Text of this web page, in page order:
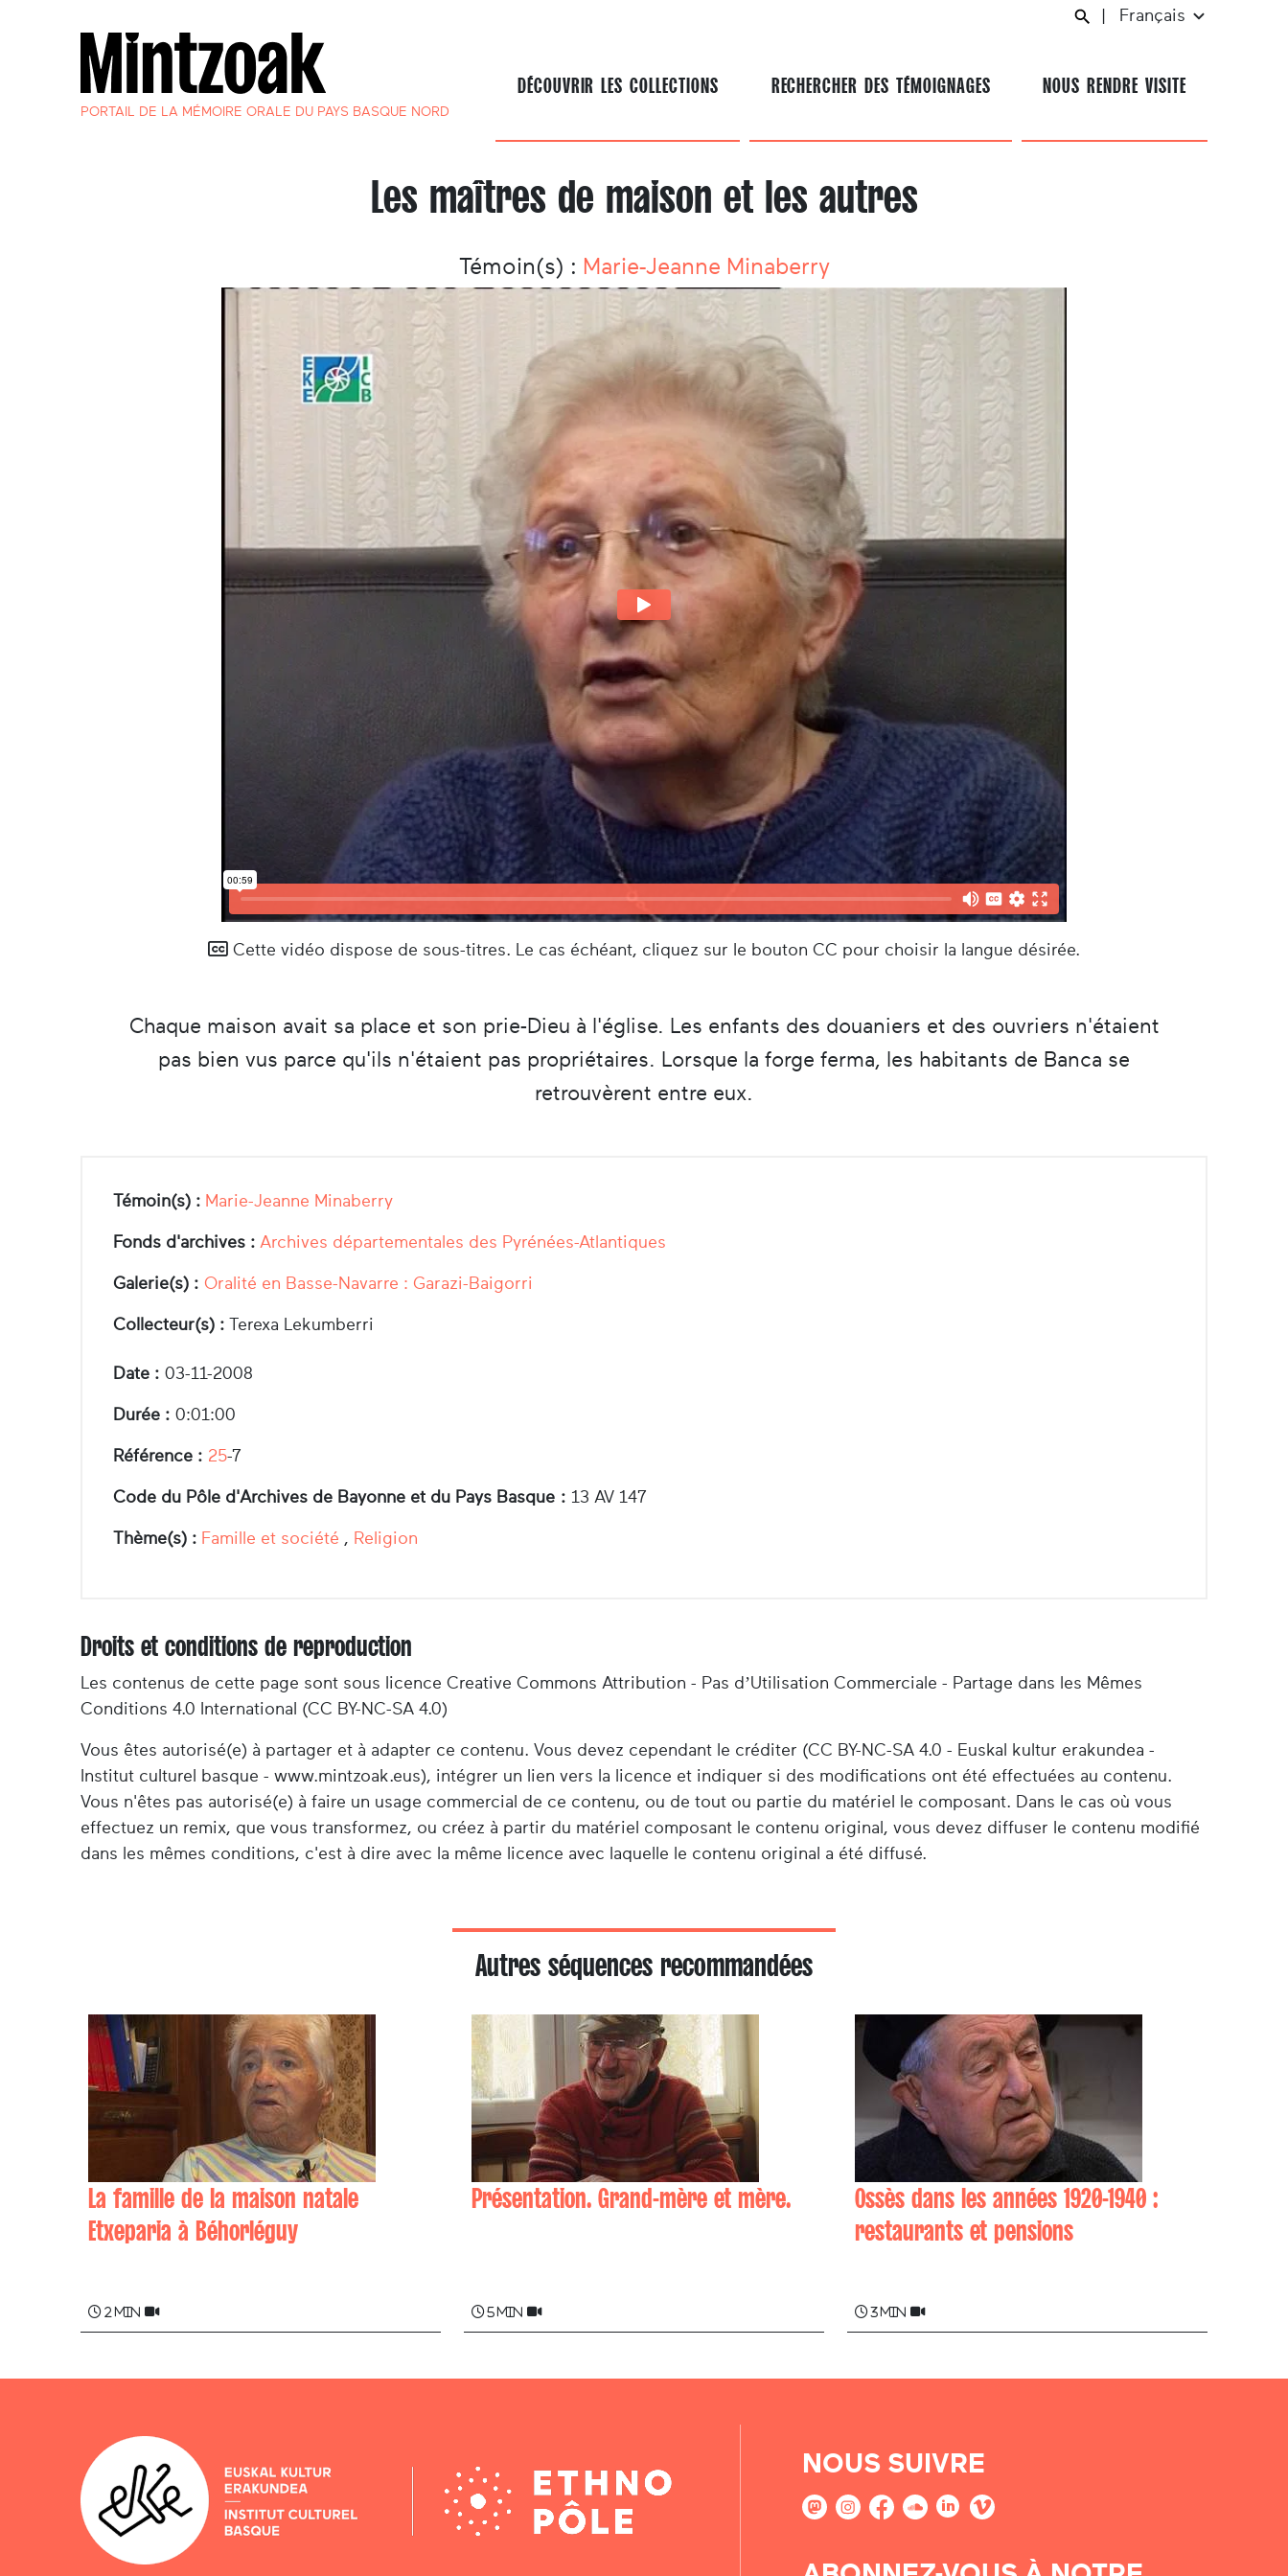
PORTAIL DE LA MÉMOIRE ORALE DU PAYS BASQUE NORD
Français
DÉCOUVRIR LES COLLECTIONS RECHERCHER DES TÉMOIGNAGES NOUS RENDRE VISITE
Les maîtres de maison et les autres
Témoin(s) : Marie-Jeanne Minaberry
Cette vidéo dispose de sous-titres. Le cas échéant, cliquez sur le bouton CC pour choisir la langue désirée.
Chaque maison avait sa place et son prie-Dieu à l'église. Les enfants des douaniers et des ouvriers n'étaient
pas bien vus parce qu'ils n'étaient pas propriétaires. Lorsque la forge ferma, les habitants de Banca se
retrouvèrent entre eux.
Témoin(s) : Marie-Jeanne Minaberry
Fonds d'archives : Archives départementales des Pyrénées-Atlantiques
Galerie(s) : Oralité en Basse-Navarre : Garazi-Baigorri
Collecteur(s) : Terexa Lekumberri
Date : 03-11-2008
Durée : 0:01:00
Référence : 25-7
Code du Pôle d'Archives de Bayonne et du Pays Basque : 13 AV 147
Thème(s) : Famille et société , Religion
Droits et conditions de reproduction
Les contenus de cette page sont sous licence Creative Commons Attribution - Pas d’Utilisation Commerciale - Partage dans les Mêmes
Conditions 4.0 International (CC BY-NC-SA 4.0)
Vous êtes autorisé(e) à partager et à adapter ce contenu. Vous devez cependant le créditer (CC BY-NC-SA 4.0 - Euskal kultur erakundea -
Institut culturel basque - www.mintzoak.eus), intégrer un lien vers la licence et indiquer si des modifications ont été effectuées au contenu.
Vous n'êtes pas autorisé(e) à faire un usage commercial de ce contenu, ou de tout ou partie du matériel le composant. Dans le cas où vous
effectuez un remix, que vous transformez, ou créez à partir du matériel composant le contenu original, vous devez diffuser le contenu modifié
dans les mêmes conditions, c'est à dire avec la même licence avec laquelle le contenu original a été diffusé.
Autres séquences recommandées
La famille de la maison natale
Etxeparia à Béhorléguy
2 min
Présentation. Grand-mère et mère.
5 min
Ossès dans les années 1920-1940 :
restaurants et pensions
3 min
NOUS SUIVRE